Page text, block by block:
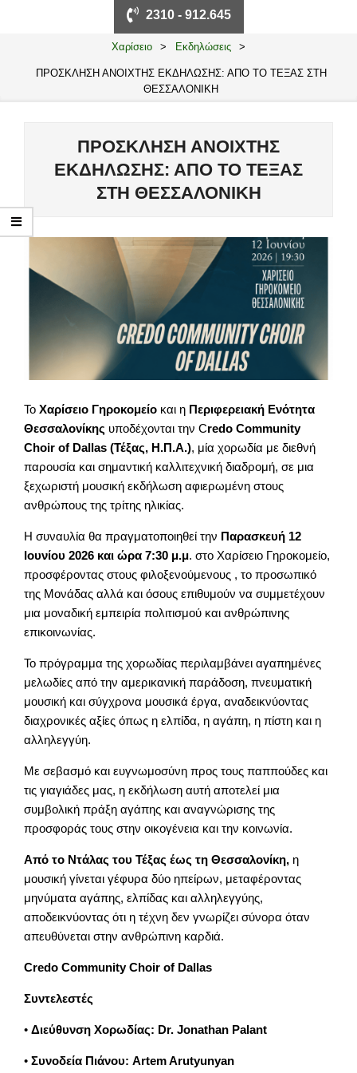
2310 - 912.645
Χαρίσειο > Εκδηλώσεις >
ΠΡΟΣΚΛΗΣΗ ΑΝΟΙΧΤΗΣ ΕΚΔΗΛΩΣΗΣ: ΑΠΟ ΤΟ ΤΕΞΑΣ ΣΤΗ
ΘΕΣΣΑΛΟΝΙΚΗ
ΠΡΟΣΚΛΗΣΗ ΑΝΟΙΧΤΗΣ
ΕΚΔΗΛΩΣΗΣ: ΑΠΟ ΤΟ ΤΕΞΑΣ
ΣΤΗ ΘΕΣΣΑΛΟΝΙΚΗ
Το Χαρίσειο Γηροκομείο και η Περιφερειακή Ενότητα
Θεσσαλονίκης υποδέχονται την Credo Community
Choir of Dallas (Τέξας, Η.Π.Α.), μία χορωδία με διεθνή
παρουσία και σημαντική καλλιτεχνική διαδρομή, σε μια
ξεχωριστή μουσική εκδήλωση αφιερωμένη στους
ανθρώπους της τρίτης ηλικίας.
Η συναυλία θα πραγματοποιηθεί την Παρασκευή 12
Ιουνίου 2026 και ώρα 7:30 μ.μ. στο Χαρίσειο Γηροκομείο,
προσφέροντας στους φιλοξενούμενους , το προσωπικό
της Μονάδας αλλά και όσους επιθυμούν να συμμετέχουν
μια μοναδική εμπειρία πολιτισμού και ανθρώπινης
επικοινωνίας.
Το πρόγραμμα της χορωδίας περιλαμβάνει αγαπημένες
μελωδίες από την αμερικανική παράδοση, πνευματική
μουσική και σύγχρονα μουσικά έργα, αναδεικνύοντας
διαχρονικές αξίες όπως η ελπίδα, η αγάπη, η πίστη και η
αλληλεγγύη.
Με σεβασμό και ευγνωμοσύνη προς τους παππούδες και
τις γιαγιάδες μας, η εκδήλωση αυτή αποτελεί μια
συμβολική πράξη αγάπης και αναγνώρισης της
προσφοράς τους στην οικογένεια και την κοινωνία.
Από το Ντάλας του Τέξας έως τη Θεσσαλονίκη, η
μουσική γίνεται γέφυρα δύο ηπείρων, μεταφέροντας
μηνύματα αγάπης, ελπίδας και αλληλεγγύης,
αποδεικνύοντας ότι η τέχνη δεν γνωρίζει σύνορα όταν
απευθύνεται στην ανθρώπινη καρδιά.
Credo Community Choir of Dallas
Συντελεστές
• Διεύθυνση Χορωδίας: Dr. Jonathan Palant
• Συνοδεία Πιάνου: Artem Arutyunyan